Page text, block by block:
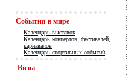
События в мире
Календарь выставок
Календарь концертов, фестивалей,
карнавалов
Календарь спортивных событий
Визы